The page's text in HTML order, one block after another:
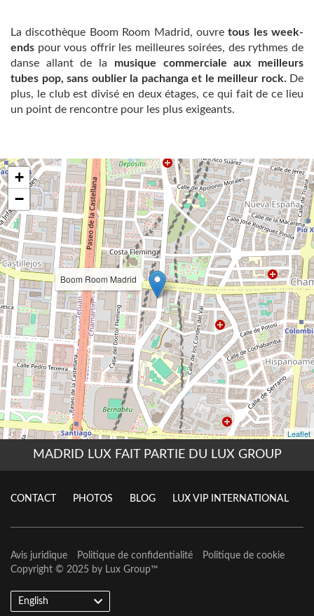
La discothèque Boom Room Madrid, ouvretous les week-
ends pour vous offrir les meilleures soirées, des rythmes de
danse allant de la musique commerciale aux meilleurs
tubes pop, sans oublier la pachanga et le meilleur rock. De
plus, le club est divisé en deux étages, ce qui fait de ce lieu
un point de rencontre pour les plus exigeants.
MADRID LUX FAIT PARTIE DU LUX GROUP
CONTACT PHOTOS BLOG LUX VIP INTERNATIONAL
Avis juridique Politique de confidentialité
Politique de cookie
Copyright © 2025 by Lux Group™
English